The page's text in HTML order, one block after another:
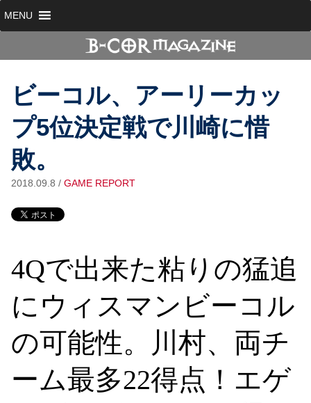
MENU
ビーコル、アーリーカッ
プ5位決定戦で川崎に惜
敗。
2018.09.8 / GAME REPORT
4Qで出来た粘りの猛追
にウィスマンビーコル
の可能性。川村、両チ
ーム最多22得点！エゲ